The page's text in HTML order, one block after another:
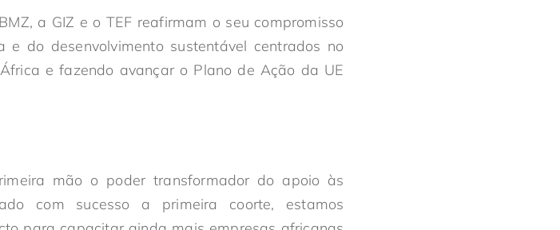
a GIZ e o TEF reafirmam o seu compromisso
do desenvolvimento sustentável centrados no
e fazendo avançar o Plano de Ação da UE
mão o poder transformador do apoio às
com sucesso a primeira coorte, estamos